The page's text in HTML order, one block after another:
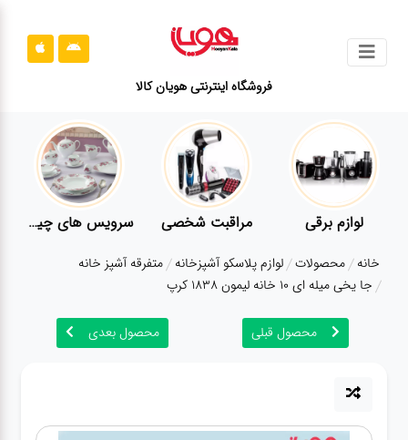
فروشگاه اینترنتی هویان کالا
محصولات
قوانین
سایت
ارتباط
درباره
لوازم برقی مراقبت شخصی سرویس های چینی زرین
خانه محصولات لوازم پلاسکو آشپزخانه متفرقه آشپز خانه
جا یخی میله ای 10 خانه لیمون 1838 کرپ
محصول قبلی محصول بعدی